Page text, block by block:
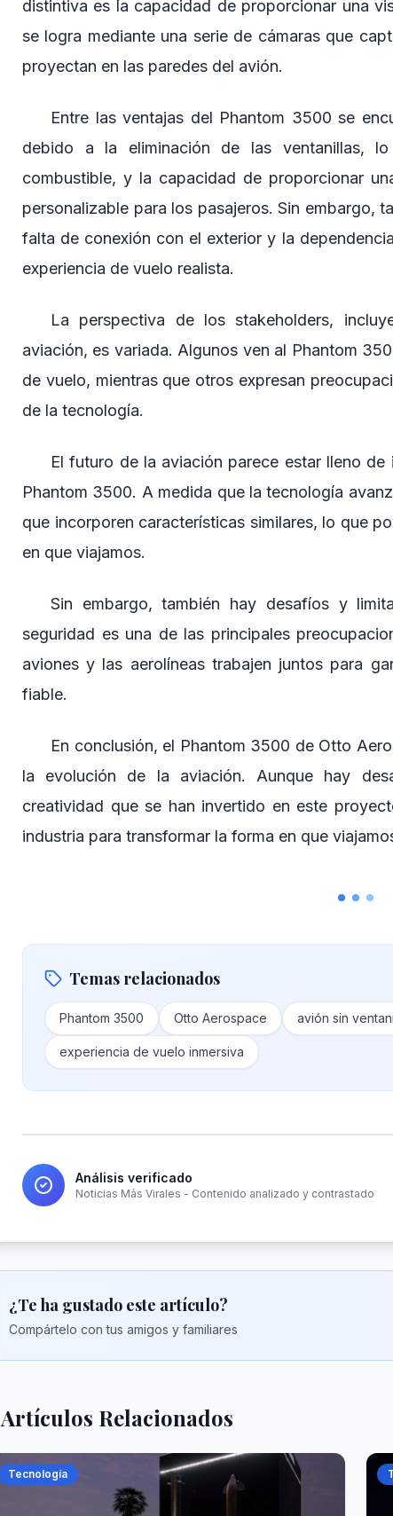
distintiva es la capacidad de proporcionar una
se logra mediante una serie de cámaras que
proyectan en las paredes del avión.
Entre las ventajas del Phantom 3500 se
debido a la eliminación de las ventanillas,
combustible, y la capacidad de proporcionar
personalizable para los pasajeros. Sin embargo,
falta de conexión con el exterior y la
experiencia de vuelo realista.
La perspectiva de los stakeholders,
aviación, es variada. Algunos ven al Phantom
de vuelo, mientras que otros expresan
de la tecnología.
El futuro de la aviación parece estar lleno
Phantom 3500. A medida que la tecnología
que incorporen características similares, lo que
en que viajamos.
Sin embargo, también hay desafíos y
seguridad es una de las principales
aviones y las aerolíneas trabajen juntos para
fiable.
En conclusión, el Phantom 3500 de Otto
la evolución de la aviación. Aunque hay
creatividad que se han invertido en este
industria para transformar la forma en que
Temas relacionados
Phantom 3500 Otto Aerospace avión sin
experiencia de vuelo inmersiva
Análisis verificado
Noticias Más Virales - Contenido analizado y contrastado
¿Te ha gustado este artículo?
Compártelo con tus amigos y familiares
Artículos Relacionados
Tecnología